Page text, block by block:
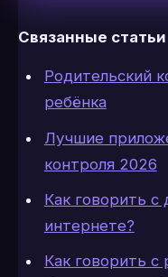
Связанные статьи
Родительский
ребёнка
Лучшие
контроля 2026
Как говорить с
интернете?
Как говорить